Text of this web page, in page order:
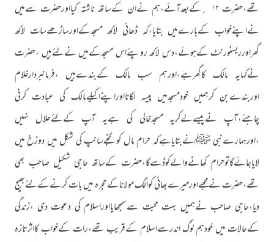
تھے،حضرت ۱۲ ؍کےبعدآئے،ہم نےان کےساتھ ناشتہ کیااورحضرت سےمیں
نےاپنےخواب کےبارےمیں بتایا،کہ ڈھائی لاکھ مسجدکےاورساڑھےسات لاکھ
گھراورریسٹورنٹ کےہوئے،دس لاکھ روپئےاس مسجدکےمیں نےلئےہیں ،حضرت
نےکہایہ مالک کاگھرہے،اورہم سب مالک کےبندےہیں ،فرمانبردارغلام
اوربندےبن کرہمیں خودمسجدمیں پیسہ لگانااوراپنےاکیلےمالک کی عبادت کرنی
چاہئے،آپ نےپیسےلےکریہ مسجدخالی کی ہےیہ آپ کےلئےحلال نہیں
،اورہمارےنبی ﷺنےبتایاہےکہ حرام مال کوگنجےسانپ کی شکل میں دوزخ میں
لایاجائےگاتوحرام کھانےوالےکوڈسےگا،حضرت کےساتھ حاجی شکیل صاحب بھی
تھے،حضرت نےمجھےاورمیرےبھائی کوالگ مولاناکےحجرہ میں بات کرنےکےلئےبھیج
دیا،حاجی صاحب نےہمیں بہت محبت سےسمجھایااوراسلام کی دعوت دی ،زندگی
کےحالات میں خودہم لوگ اندرسےاسلام کےقریب تھے،رات کےخواب کااثرتازہ